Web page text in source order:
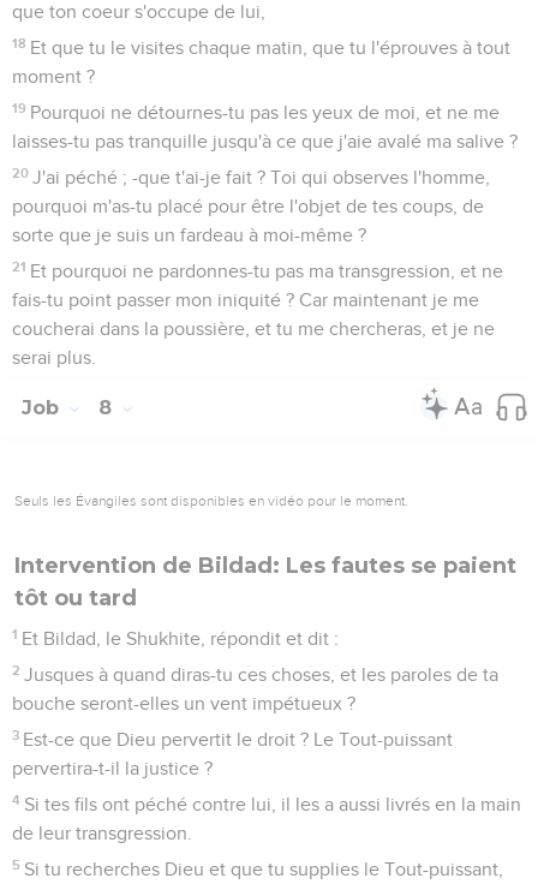
que ton coeur s'occupe de lui,
18 Et que tu le visites chaque matin, que tu l'éprouves à tout
moment ?
19 Pourquoi ne détournes-tu pas les yeux de moi, et ne me
laisses-tu pas tranquille jusqu'à ce que j'aie avalé ma salive ?
20 J'ai péché ; -que t'ai-je fait ? Toi qui observes l'homme,
pourquoi m'as-tu placé pour être l'objet de tes coups, de
sorte que je suis un fardeau à moi-même ?
21 Et pourquoi ne pardonnes-tu pas ma transgression, et ne
fais-tu point passer mon iniquité ? Car maintenant je me
coucherai dans la poussière, et tu me chercheras, et je ne
serai plus.
Job 8
Seuls les Évangiles sont disponibles en vidéo pour le moment.
Intervention de Bildad: Les fautes se paient
tôt ou tard
1 Et Bildad, le Shukhite, répondit et dit :
2 Jusques à quand diras-tu ces choses, et les paroles de ta
bouche seront-elles un vent impétueux ?
3 Est-ce que Dieu pervertit le droit ? Le Tout-puissant
pervertira-t-il la justice ?
4 Si tes fils ont péché contre lui, il les a aussi livrés en la main
de leur transgression.
5 Si tu recherches Dieu et que tu supplies le Tout-puissant,